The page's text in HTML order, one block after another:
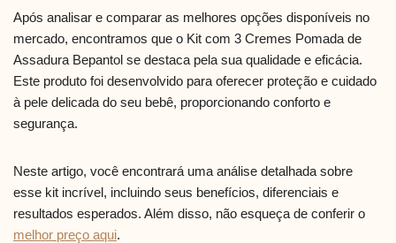
Após analisar e comparar as melhores opções disponíveis no
mercado, encontramos que o Kit com 3 Cremes Pomada de
Assadura Bepantol se destaca pela sua qualidade e eficácia.
Este produto foi desenvolvido para oferecer proteção e cuidado
à pele delicada do seu bebê, proporcionando conforto e
segurança.
Neste artigo, você encontrará uma análise detalhada sobre
esse kit incrível, incluindo seus benefícios, diferenciais e
resultados esperados. Além disso, não esqueça de conferir o
melhor preço aqui.